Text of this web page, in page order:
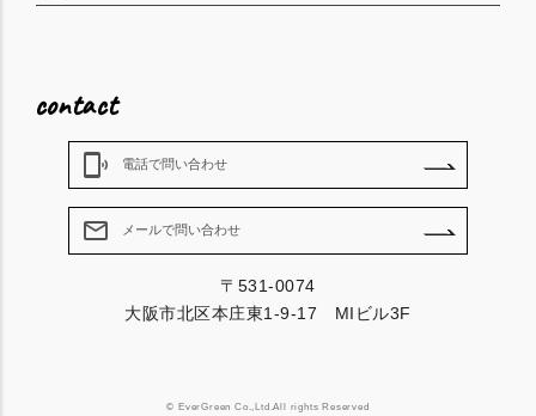
contact
phonelink_ring 電話で問い合わせ
mail_outline メールで問い合わせ
〒531-0074
大阪市北区本庄東1-9-17 MIビル3F
© EverGreen Co.,Ltd.All rights Reserved